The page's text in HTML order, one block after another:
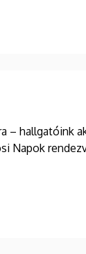
– hallgatóink
Napok